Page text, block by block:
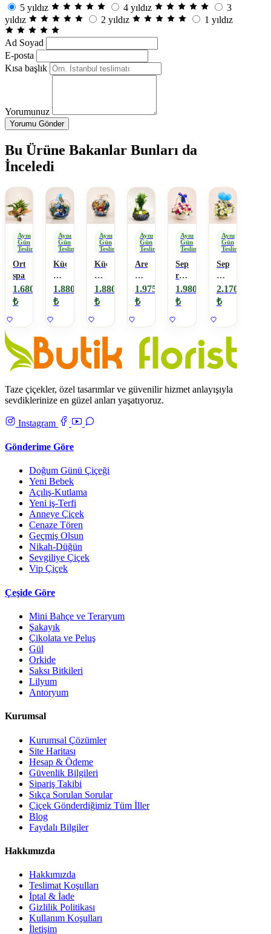
5 yıldız
4 yıldız
3
yıldız
2 yıldız 1 yıldız
Ad Soyad
E-posta
Kısa başlık
Yorumunuz
Yorumu Gönder
Bu Ürüne Bakanlar Bunları da
İnceledi
Aynı
Gün
Teslimat
Ortaboy
spathiphyllum
1.680
₺
Aynı
Gün
Teslimat
Küçük
Elma
Erkek
Bebek
1.880
₺
Aynı
Gün
Teslimat
Küçük
Boy
Elma
Teraryum
1.880
₺
Aynı
Gün
Teslimat
Areka
bitkili
aşk
bahçem
1.975
₺
Aynı
Gün
Teslimat
Sepette
renkli
papatyalar
1.980
₺
Aynı
Gün
Teslimat
Sepette
Çiçek
Aranjmanı
2.170
₺
Taze çiçekler, özel tasarımlar ve güvenilir hizmet anlayışıyla
sevdiklerinize en güzel anları yaşatıyoruz.
Instagram
Gönderime Göre
Doğum Günü Çiçeği
Yeni Bebek
Açılış-Kutlama
Yeni iş-Terfi
Anneye Çiçek
Cenaze Tören
Geçmiş Olsun
Nikah-Düğün
Sevgiliye Çiçek
Vip Çiçek
Çeşide Göre
Mini Bahçe ve Teraryum
Şakayık
Çikolata ve Peluş
Gül
Orkide
Saksı Bitkileri
Lilyum
Antoryum
Kurumsal
Kurumsal Çözümler
Site Haritası
Hesap & Ödeme
Güvenlik Bilgileri
Sipariş Takibi
Sıkça Sorulan Sorular
Çiçek Gönderdiğimiz Tüm İller
Blog
Faydalı Bilgiler
Hakkımızda
Hakkımızda
Teslimat Koşulları
İptal & İade
Gizlilik Politikası
Kullanım Koşulları
İletişim